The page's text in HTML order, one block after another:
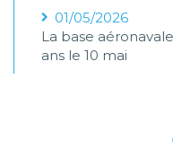
01/05/2026
La base
ans le 10 mai